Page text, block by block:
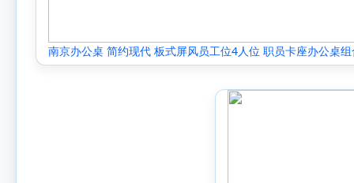
南京办公桌 简约现代 板式屏风员工位4人位 职员卡座办公桌